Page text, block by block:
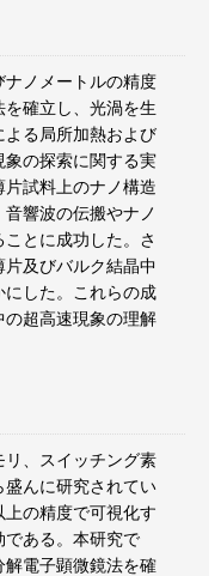
ノメートルの精度
確立し、光渦を生
よる局所加熱および
の探索に関する実
試料上のナノ構造
響波の伝搬やナノ
とに成功した。さ
及びバルク結晶中
にした。これらの成
超高速現象の理解
、スイッチング素
んに研究されてい
の精度で可視化す
である。本研究で
解電子顕微鏡法を確